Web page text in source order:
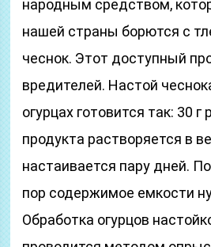
народным средством,
нашей страны борются с
чеснок. Этот доступный
вредителей. Настой
огурцах готовится так: 30 г
продукта растворяется в
настаивается пару дней.
пор содержимое емкости
Обработка огурцов